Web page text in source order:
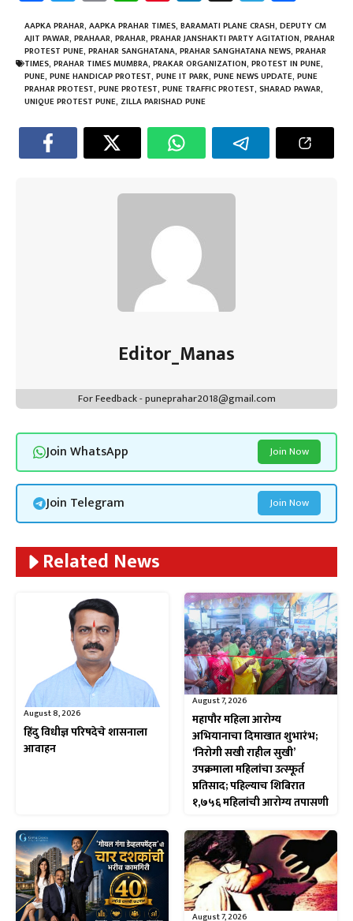
ce
b
o
ok
wi
tt
er
m
ail
h
at
sA
p
p
nt
er
es
t
nk
e
dI
n
le
gr
a
m
ar
e
AAPKA PRAHAR, AAPKA PRAHAR TIMES, BARAMATI PLANE CRASH, DEPUTY CM
AJIT PAWAR, PRAHAAR, PRAHAR, PRAHAR JANSHAKTI PARTY AGITATION, PRAHAR
PROTEST PUNE, PRAHAR SANGHATANA, PRAHAR SANGHATANA NEWS, PRAHAR
TIMES, PRAHAR TIMES MUMBRA, PRAKAR ORGANIZATION, PROTEST IN PUNE,
PUNE, PUNE HANDICAP PROTEST, PUNE IT PARK, PUNE NEWS UPDATE, PUNE
PRAHAR PROTEST, PUNE PROTEST, PUNE TRAFFIC PROTEST, SHARAD PAWAR,
UNIQUE PROTEST PUNE, ZILLA PARISHAD PUNE
Editor_Manas
For Feedback - puneprahar2018@gmail.com
Join WhatsApp Join Now
Join Telegram Join Now
Related News
August 8, 2026
हिंदु विधीज्ञ परिषदेचे शासनाला
आवाहन
August 7, 2026
महापौर महिला आरोग्य
अभियानाचा दिमाखात शुभारंभ;
‘निरोगी सखी राहील सुखी’
उपक्रमाला महिलांचा उत्स्फूर्त
प्रतिसाद; पहिल्याच शिबिरात
१,७५६ महिलांची आरोग्य तपासणी
August 7, 2026